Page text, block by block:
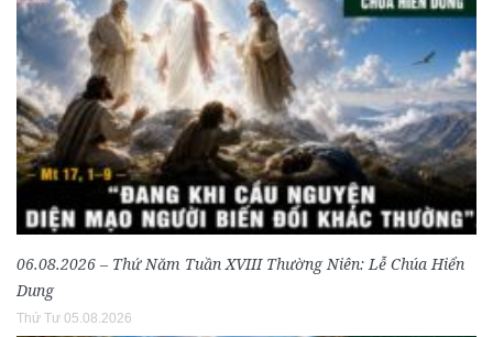
06.08.2026 – Thứ Năm Tuần XVIII Thường Niên: Lễ Chúa Hiển
Dung
Thứ Tư 05.08.2026